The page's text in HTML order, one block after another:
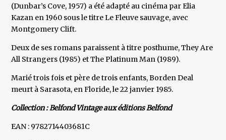
(Dunbar’s Cove, 1957) a été adapté au cinéma par Elia
Kazan en 1960 sous le titre Le Fleuve sauvage, avec
Montgomery Clift.
Deux de ses romans paraissent à titre posthume, They Are
All Strangers (1985) et The Platinum Man (1989).
Marié trois fois et père de trois enfants, Borden Deal
meurt à Sarasota, en Floride, le 22 janvier 1985.
Collection : Belfond Vintage aux éditions Belfond
EAN : 9782714403681C